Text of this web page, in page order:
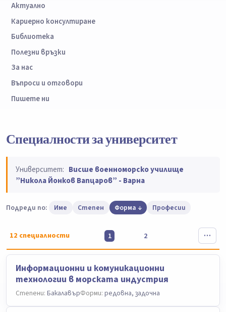
Актуално
Кариерно консултиране
Библиотека
Полезни връзки
За нас
Въпроси и отговори
Пишете ни
Специалности за университет
Университет: Висше военноморско училище
”Никола Йонков Вапцаров” - Варна
Подреди по: Име Степен Форма Професии
12 специалности 1 2
Информационни и комуникационни
технологии в морската индустрия
Степени: БакалавърФорми: редовна, задочна